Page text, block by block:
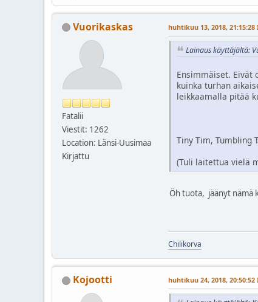
Vuorikaskas
Fatalii
Viestit: 1262
Location: Länsi-Uusimaa
Kirjattu
huhtikuu 13, 2018, 21:15:28
Lainaus käyttäjältä:
Ensimmäiset. Eivät
kuinka turhan
leikkaamalla pitää
Tiny Tim, Tumbling
(Tuli laitettua vielä
Öh tuota, jäänyt nämä
Chilikorva
Kojootti huhtikuu 24, 2018, 20:50:52